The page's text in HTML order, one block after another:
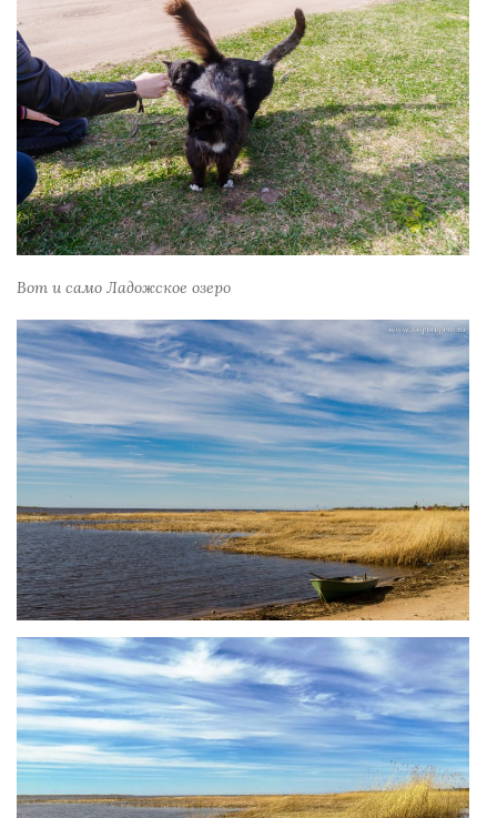
Вот и само Ладожское озеро